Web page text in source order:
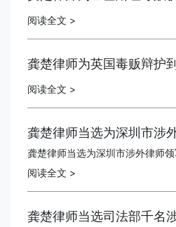
阅读全文 >
龚楚律师为英国毒贩辩护
阅读全文 >
龚楚律师当选为深圳市涉
龚楚律师当选为深圳市涉外律师
阅读全文 >
龚楚律师当选司法部千名